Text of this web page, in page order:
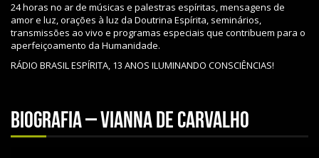
24 horas no ar de músicas e palestras espíritas, mensagens de
amor e luz, orações à luz da Doutrina Espírita, seminários,
transmissões ao vivo e programas especiais que contribuem para o
aperfeiçoamento da Humanidade.
RÁDIO BRASIL ESPÍRITA, 13 ANOS ILUMINANDO CONSCIÊNCIAS!
Biografia – Vianna de Carvalho